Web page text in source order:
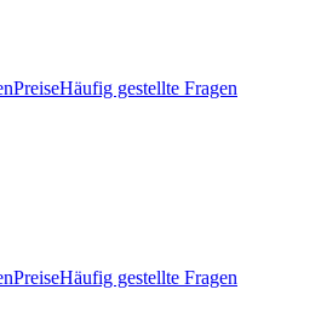
PreiseHäufig gestellte Fragen
PreiseHäufig gestellte Fragen